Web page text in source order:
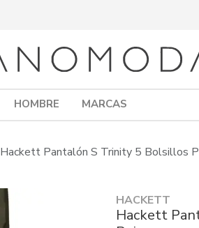
HOMBRE MARCAS
Hackett Pantalón S Trinity 5 Bolsillos
HACKETT
Hackett